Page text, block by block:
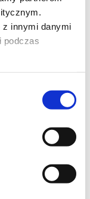
z innymi danymi
podczas